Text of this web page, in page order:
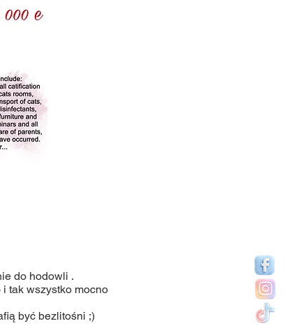
do hodowli .
i tak wszystko mocno
być bezlitośni ;)